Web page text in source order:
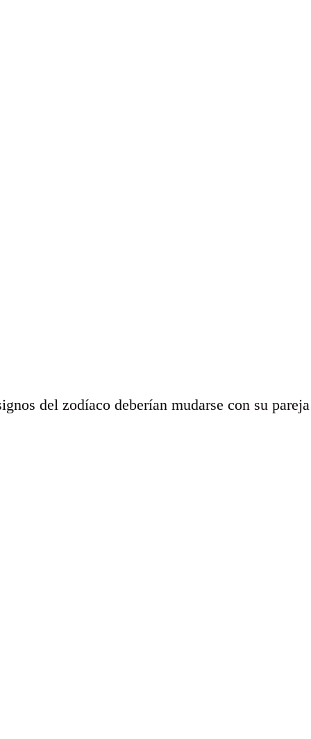
del zodíaco deberían mudarse con su